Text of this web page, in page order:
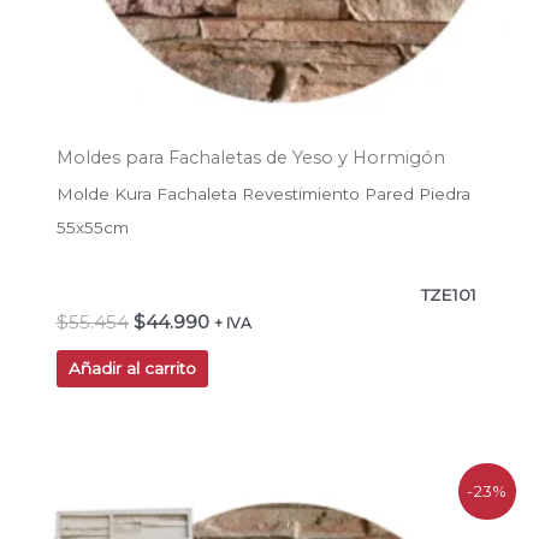
Moldes para Fachaletas de Yeso y Hormigón
Molde Kura Fachaleta Revestimiento Pared Piedra
55x55cm
TZE101
$55.454 $44.990 + IVA
Añadir al carrito
-23%
precio
original
precio
actual